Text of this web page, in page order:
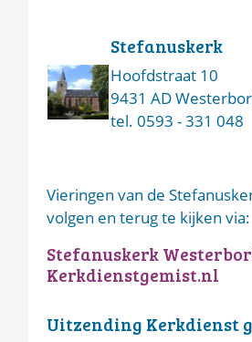
Stefanuskerk
Hoofdstraat 10
9431 AD
tel. 0593 - 331 048
Vieringen van de
volgen en terug te kijken via:
Stefanuskerk
Kerkdienstgemist.nl
Uitzending Kerkdienst